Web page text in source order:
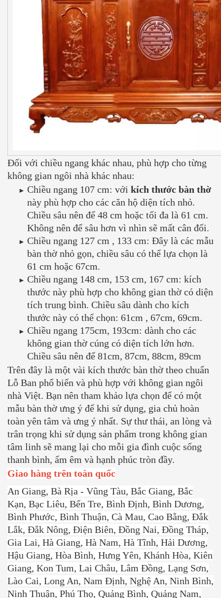
Đối với chiều ngang khác nhau, phù hợp cho từng
không gian ngôi nhà khác nhau:
Chiều ngang 107 cm: với kích thước bàn thờ
này phù hợp cho các căn hộ diện tích nhỏ.
Chiều sâu nên để 48 cm hoặc tối đa là 61 cm.
Không nên để sâu hơn vì nhìn sẽ mất cân đối.
Chiều ngang 127 cm , 133 cm: Đây là các mẫu
bàn thờ nhỏ gọn, chiều sâu có thể lựa chọn là
61 cm hoặc 67cm.
Chiều ngang 148 cm, 153 cm, 167 cm: kích
thước này phù hợp cho không gian thờ có diện
tích trung bình. Chiều sâu dành cho kích
thước này có thể chọn: 61cm , 67cm, 69cm.
Chiều ngang 175cm, 193cm: dành cho các
không gian thờ cúng có diện tích lớn hơn.
Chiều sâu nên để 81cm, 87cm, 88cm, 89cm
Trên đây là một vài kích thước bàn thờ theo chuẩn
Lỗ Ban phổ biến và phù hợp với không gian ngôi
nhà Việt. Bạn nên tham khảo lựa chọn để có một
mẫu bàn thờ ưng ý để khi sử dụng, gia chủ hoàn
toàn yên tâm và ưng ý nhất. Sự thư thái, an lòng và
trân trọng khi sử dụng sản phẩm trong không gian
tâm linh sẽ mang lại cho mỗi gia đình cuộc sống
thanh bình, ấm êm và hạnh phúc tròn đầy.
Giao hàng trên toàn quốc
An Giang, Bà Rịa - Vũng Tàu, Bắc Giang, Bắc
Kạn, Bạc Liêu, Bến Tre, Bình Định, Bình Dương,
Bình Phước, Bình Thuận, Cà Mau, Cao Bằng, Đắk
Lắk, Đắk Nông, Điện Biên, Đồng Nai, Đồng Tháp,
Gia Lai, Hà Giang, Hà Nam, Hà Tĩnh, Hải Dương,
Hậu Giang, Hòa Bình, Hưng Yên, Khánh Hòa, Kiên
Giang, Kon Tum, Lai Châu, Lâm Đồng, Lạng Sơn,
Lào Cai, Long An, Nam Định, Nghệ An, Ninh Bình,
Ninh Thuận, Phú Thọ, Quảng Bình, Quảng Nam,